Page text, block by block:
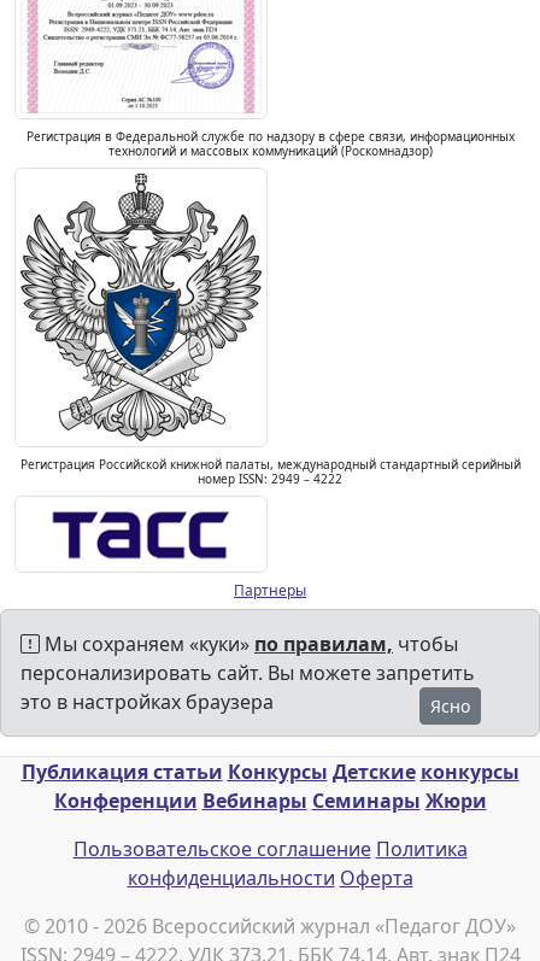
Регистрация в Федеральной службе по надзору в сфере связи, информационных
технологий и массовых коммуникаций (Роскомнадзор)
Регистрация Российской книжной палаты, международный стандартный серийный
номер ISSN: 2949 – 4222
Партнеры
Мы сохраняем «куки» по правилам, чтобы
персонализировать сайт. Вы можете запретить
это в настройках браузера
Ясно
Публикация статьи Конкурсы Детские конкурсы
Конференции Вебинары Семинары Жюри
Пользовательское соглашение Политика
конфиденциальности Оферта
© 2010 - 2026 Всероссийский журнал «Педагог ДОУ»
ISSN: 2949 – 4222, УДК 373.21, ББК 74.14, Авт. знак П24